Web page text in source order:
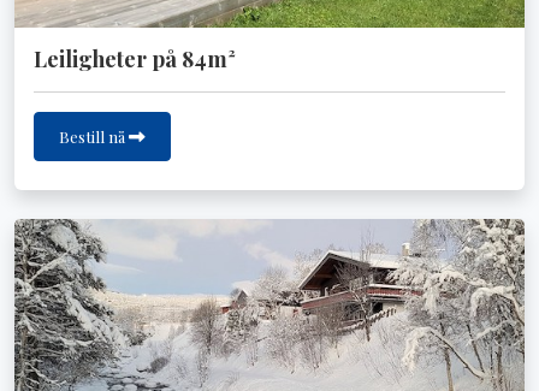
Leiligheter på 84m²
Bestill nå